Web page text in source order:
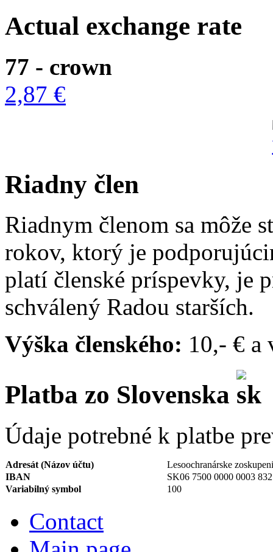
Actual exchange rate
77 - crown
2,87 €
Riadny člen
Riadnym členom sa môže
rokov, ktorý je
platí členské príspevky, je
schválený Radou starších.
Výška členského: 10,- € a
Platba zo Slovenska
Údaje potrebné k platbe
Adresát (Názov účtu)
Lesoochranárske
IBAN
SK06 7500 0000 0003
Variabilný symbol
100
Contact